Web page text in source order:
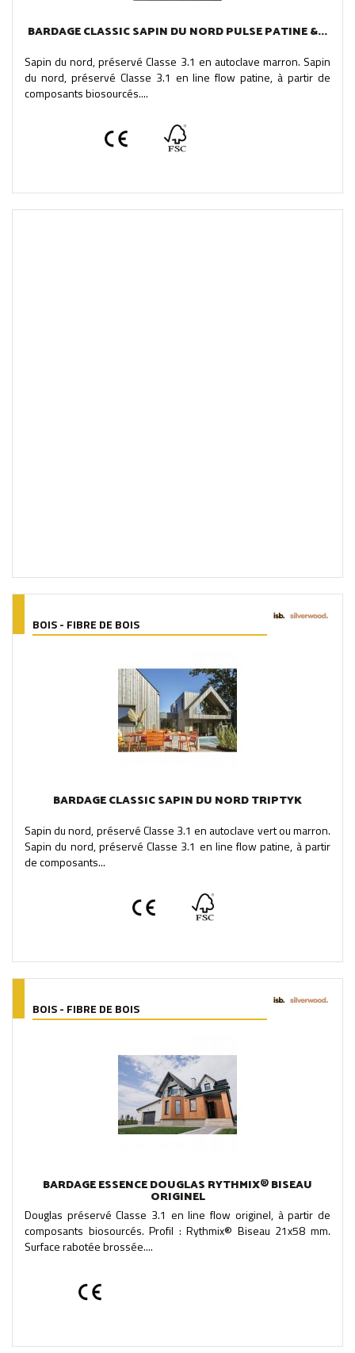
BARDAGE CLASSIC SAPIN DU NORD PULSE PATINE &...
Sapin du nord, préservé Classe 3.1 en autoclave marron. Sapin
du nord, préservé Classe 3.1 en line flow patine, à partir de
composants biosourcés....
BOIS - FIBRE DE BOIS
BARDAGE CLASSIC SAPIN DU NORD TRIPTYK
Sapin du nord, préservé Classe 3.1 en autoclave vert ou marron.
Sapin du nord, préservé Classe 3.1 en line flow patine, à partir
de composants...
BOIS - FIBRE DE BOIS
BARDAGE ESSENCE DOUGLAS RYTHMIX® BISEAU
ORIGINEL
Douglas préservé Classe 3.1 en line flow originel, à partir de
composants biosourcés. Profil : Rythmix® Biseau 21x58 mm.
Surface rabotée brossée....